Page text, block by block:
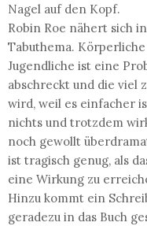
Nagel auf den Kopf.
Robin Roe nähert sich in
Tabuthema.
Jugendliche ist eine
abschreckt und die viel
wird, weil es einfacher
nichts und trotzdem
noch gewollt
ist tragisch genug, als
eine Wirkung zu
Hinzu kommt ein
geradezu in das Buch